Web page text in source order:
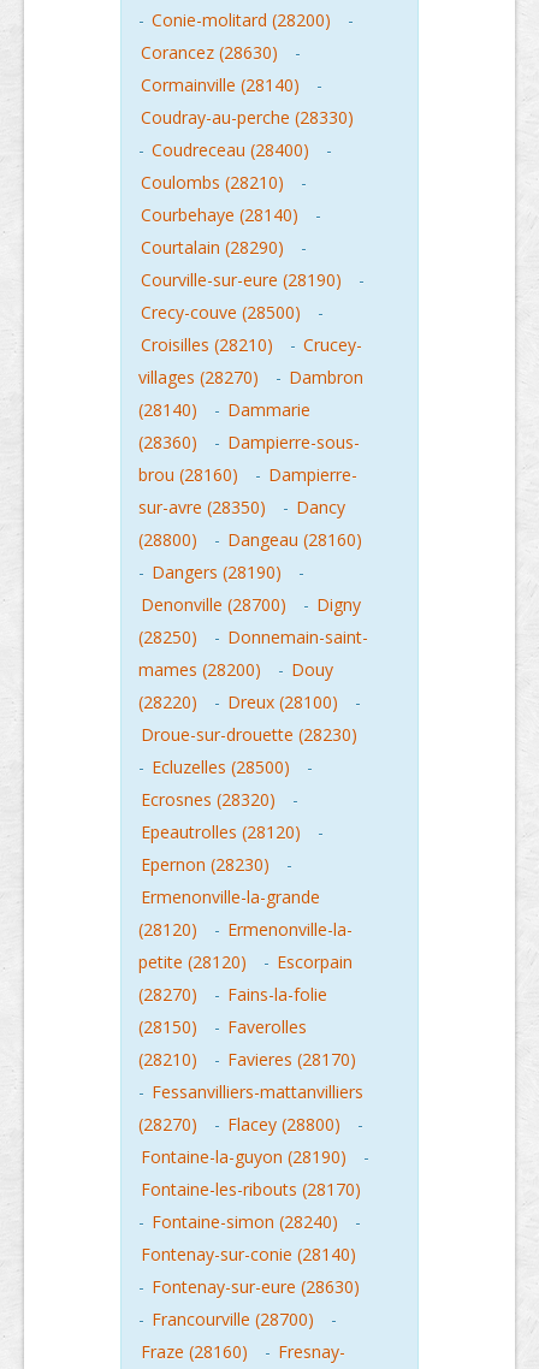
- Conie-molitard (28200)
-
Corancez (28630)
-
Cormainville (28140)
-
Coudray-au-perche (28330)
- Coudreceau (28400)
-
Coulombs (28210)
-
Courbehaye (28140)
-
Courtalain (28290)
-
Courville-sur-eure (28190)
-
Crecy-couve (28500)
-
Croisilles (28210)
- Crucey-
villages (28270)
- Dambron
(28140)
- Dammarie
(28360)
- Dampierre-sous-
brou (28160)
- Dampierre-
sur-avre (28350)
- Dancy
(28800)
- Dangeau (28160)
- Dangers (28190)
-
Denonville (28700)
- Digny
(28250)
- Donnemain-saint-
mames (28200)
- Douy
(28220)
- Dreux (28100)
-
Droue-sur-drouette (28230)
- Ecluzelles (28500)
-
Ecrosnes (28320)
-
Epeautrolles (28120)
-
Epernon (28230)
-
Ermenonville-la-grande
(28120)
- Ermenonville-la-
petite (28120)
- Escorpain
(28270)
- Fains-la-folie
(28150)
- Faverolles
(28210)
- Favieres (28170)
- Fessanvilliers-mattanvilliers
(28270)
- Flacey (28800)
-
Fontaine-la-guyon (28190)
-
Fontaine-les-ribouts (28170)
- Fontaine-simon (28240)
-
Fontenay-sur-conie (28140)
- Fontenay-sur-eure (28630)
- Francourville (28700)
-
Fraze (28160)
- Fresnay-